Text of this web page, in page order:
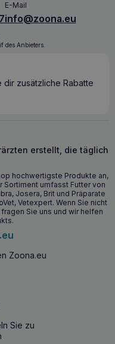
und
ohne Zusatzstoffe,
Eiweiß, eine
in der Ernährung.
die im Kollagen
Bestandteile der
Tiere. Anwendung
zugesetzt werden.
das Trinkwasser
10 Minuten auf.
Körpergewicht pro
wird empfohlen,
C-Quelle, z. B.
von mindestens 2:1 zu
sorgt für eine korrekte
in Kombination mit
Muschelmehl: eine
Gelenkapparat des
sollte das
werden.
und
von Lunderland
Untersuchungen
Weide und Kathrin
von Muskel-
haben. Link
zur Dissertation von
E-Mail
info@zoona.eu
des Anbieters.
zusätzliche Rabatte
erstellt, die täglich
hochwertigste Produkte an,
Sortiment umfasst Futter von
Josera, Brit und Präparate
Vetexpert. Wenn Sie nicht
Sie uns und wir helfen
Zoona.eu
Sie zu